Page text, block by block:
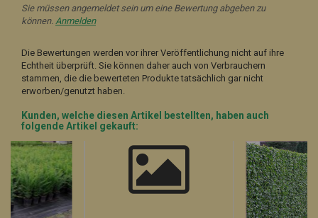
Sie müssen angemeldet sein um eine Bewertung abgeben zu
können. Anmelden
Die Bewertungen werden vor ihrer Veröffentlichung nicht auf ihre
Echtheit überprüft. Sie können daher auch von Verbrauchern
stammen, die die bewerteten Produkte tatsächlich gar nicht
erworben/genutzt haben.
Kunden, welche diesen Artikel bestellten, haben auch
folgende Artikel gekauft: